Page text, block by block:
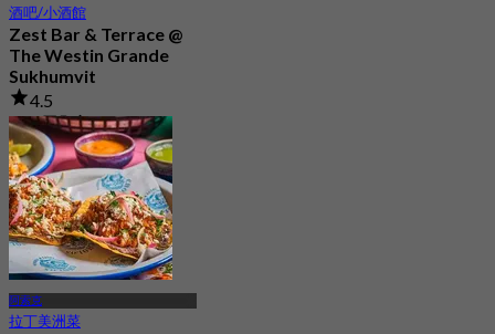
酒吧/小酒館
Zest Bar & Terrace @
The Westin Grande
Sukhumvit
4.5
427 已預訂
起฿ 890
阿索克
拉丁美洲菜